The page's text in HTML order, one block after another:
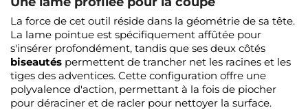
La force de cet outil réside dans la géométrie de sa tête.
La lame pointue est spécifiquement affûtée pour
s'insérer profondément, tandis que ses deux côtés
biseautés permettent de trancher net les racines et les
tiges des adventices. Cette configuration offre une
polyvalence d'action, permettant à la fois de piocher
pour déraciner et de racler pour nettoyer la surface.